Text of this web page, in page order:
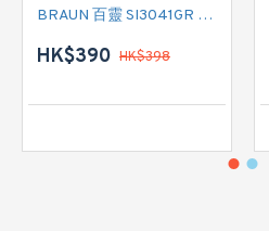
BRAUN 百靈 SI3041GR 蒸氣熨斗
HK$390 HK$398